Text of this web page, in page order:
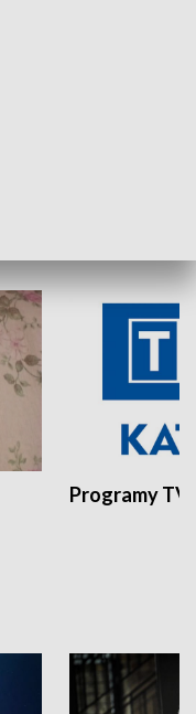
Programy